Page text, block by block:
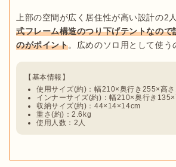
上部の空間が広く居住性が高い設計の2
式フレーム構造のつり下げテントなので
のがポイント
使用サイズ(約)：幅210×奥行き255×高
インナーサイズ(約)：幅210×奥行き
収納サイズ(約)：44×14×14cm
重さ(約)：2.6kg
使用人数：2人